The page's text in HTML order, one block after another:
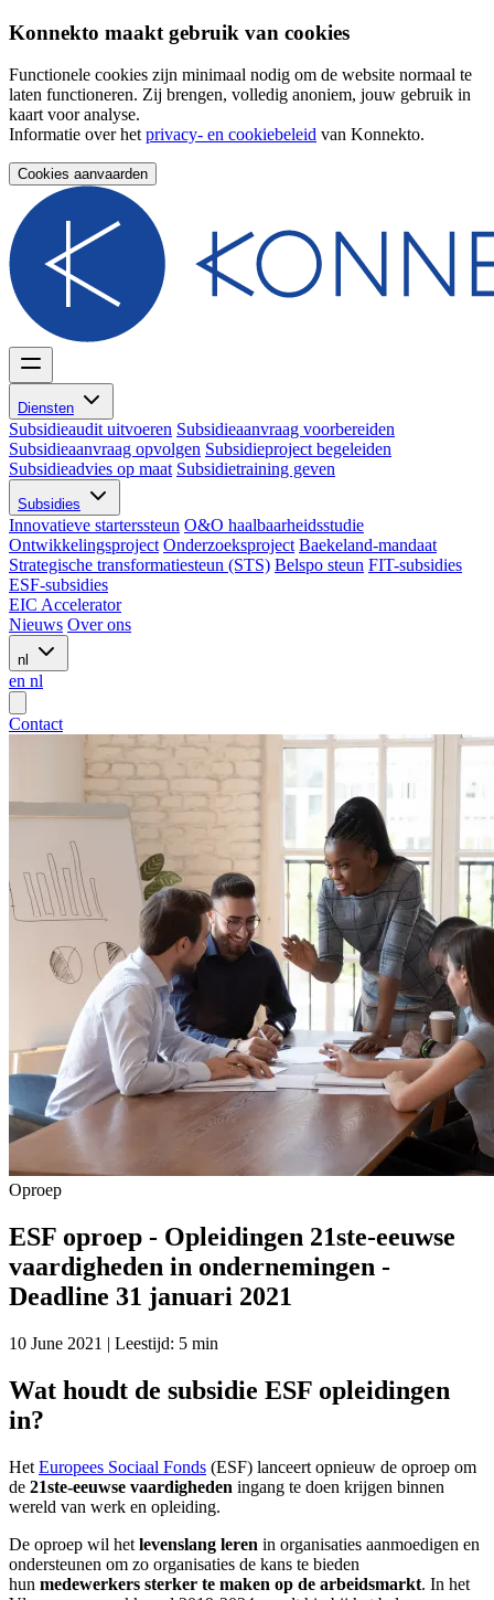
Konnekto maakt gebruik van cookies
Functionele cookies zijn minimaal nodig om de website normaal te
laten functioneren. Zij brengen, volledig anoniem, jouw gebruik in
kaart voor analyse.
Informatie over hetprivacy- en cookiebeleid van Konnekto.
Cookies aanvaarden
Diensten
Subsidieaudit uitvoeren Subsidieaanvraag voorbereiden
Subsidieaanvraag opvolgen Subsidieproject begeleiden
Subsidieadvies op maat Subsidietraining geven
Subsidies
Innovatieve starterssteun O&O haalbaarheidsstudie
Ontwikkelingsproject Onderzoeksproject Baekeland-mandaat
Strategische transformatiesteun (STS) Belspo steun FIT-subsidies
ESF-subsidies
EIC Accelerator
Nieuws Over ons
nl
en nl
Contact
Oproep
ESF oproep - Opleidingen 21ste-eeuwse
vaardigheden in ondernemingen -
Deadline 31 januari 2021
10 June 2021 | Leestijd: 5 min
Wat houdt de subsidie ESF opleidingen
in?
Het Europees Sociaal Fonds (ESF) lanceert opnieuw de oproep om
de 21ste-eeuwse vaardigheden ingang te doen krijgen binnen
wereld van werk en opleiding.
De oproep wil het levenslang leren in organisaties aanmoedigen en
ondersteunen om zo organisaties de kans te bieden
hun medewerkers sterker te maken op de arbeidsmarkt. In het